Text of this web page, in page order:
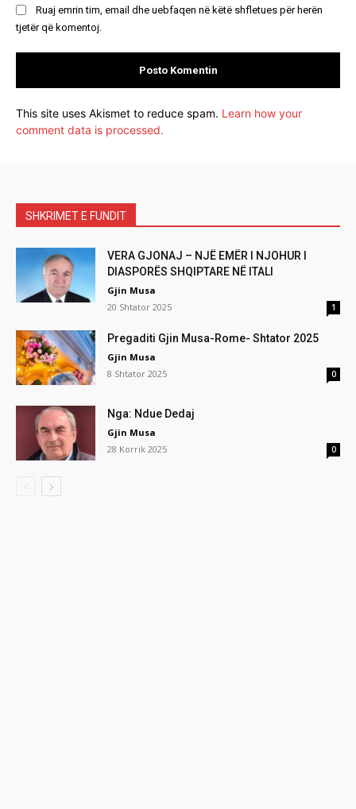
Ruaj emrin tim, email dhe uebfaqen në këtë shfletues për herën
tjetër që komentoj.
This site uses Akismet to reduce spam. Learn how your
comment data is processed.
SHKRIMET E FUNDIT
VERA GJONAJ – NJË EMËR I NJOHUR I
DIASPORËS SHQIPTARE NË ITALI
Gjin Musa
20 Shtator 2025
1
Pregaditi Gjin Musa-Rome- Shtator 2025
Gjin Musa
8 Shtator 2025
0
Nga: Ndue Dedaj
Gjin Musa
28 Korrik 2025
0